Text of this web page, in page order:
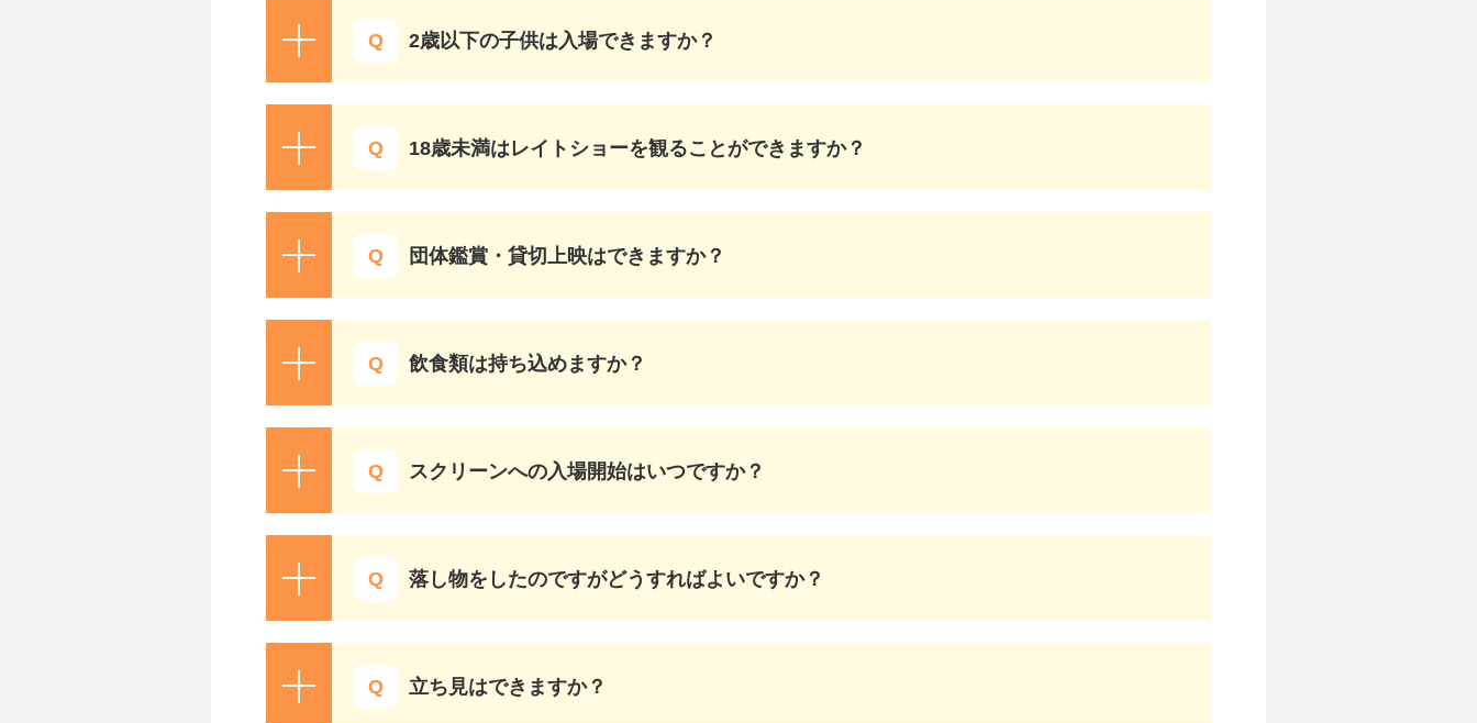
2歳以下の子供は入場できますか？
18歳未満はレイトショーを観ることができますか？
団体鑑賞・貸切上映はできますか？
飲食類は持ち込めますか？
スクリーンへの入場開始はいつですか？
落し物をしたのですがどうすればよいですか？
立ち見はできますか？